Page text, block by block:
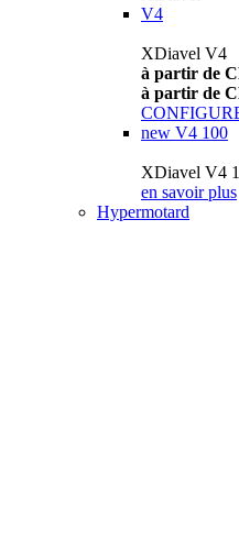
V4
XDiavel V4
à partir de
à partir de
new V4 100
XDiavel V4
en savoir plus
Hypermotard